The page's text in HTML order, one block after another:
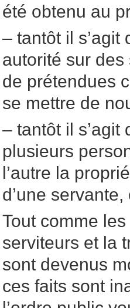
été obtenu au
– tantôt il s’agit
autorité sur
de prétendues
se mettre de
– tantôt il
plusieurs
l’autre la
d’une
Tout comme
serviteurs et la
sont devenus
ces faits sont